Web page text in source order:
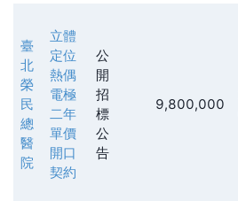
臺
北
榮
民
總
醫
院
立體
定位
熱偶
電極
二年
單價
開口
契約
公
開
招
標
公
告
9,800,000